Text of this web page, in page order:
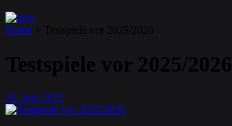
Home Testspiele vor 2025/2026
Testspiele vor 2025/2026
20. Juni 2025